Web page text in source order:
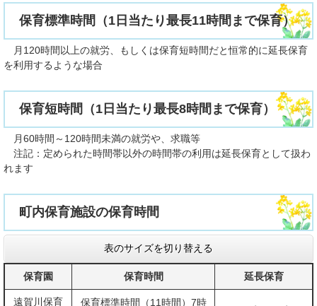
保育標準時間（1日当たり最長11時間まで保育）
月120時間以上の就労、もしくは保育短時間だと恒常的に延長保育
を利用するような場合
保育短時間（1日当たり最長8時間まで保育）
月60時間～120時間未満の就労や、求職等
注記：定められた時間帯以外の時間帯の利用は延長保育として扱わ
れます
町内保育施設の保育時間
表のサイズを切り替える
保育園 保育時間 延長保育
遠賀川保育
保育標準時間（11時間）7時